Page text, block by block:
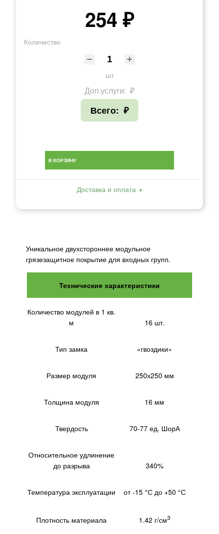
254 ₽
Количество
шт
Доп.услуги: ₽
Всего: ₽
В КОРЗИНУ
Доставка и оплата
Уникальное двухстороннее модульное
грязезащитное покрытие для входных групп.
Технические характеристики
Количество модулей в 1 кв.
м
16 шт.
Тип замка «гвоздики»
Размер модуля 250х250 мм
Толщина модуля 16 мм
Твердость 70-77 ед. ШорА
Относительное удлинение
до разрыва
340%
Температура эксплуатации от -15 °С до +50 °С
Плотность материала 1.42 г/см3